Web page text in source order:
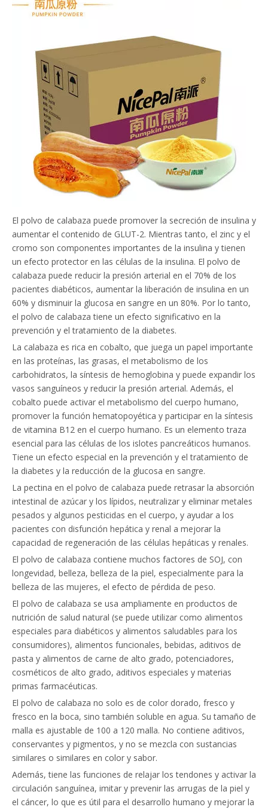
El polvo de calabaza puede promover la secreción de insulina y
aumentar el contenido de GLUT-2. Mientras tanto, el zinc y el
cromo son componentes importantes de la insulina y tienen
un efecto protector en las células de la insulina. El polvo de
calabaza puede reducir la presión arterial en el 70% de los
pacientes diabéticos, aumentar la liberación de insulina en un
60% y disminuir la glucosa en sangre en un 80%. Por lo tanto,
el polvo de calabaza tiene un efecto significativo en la
prevención y el tratamiento de la diabetes.
La calabaza es rica en cobalto, que juega un papel importante
en las proteínas, las grasas, el metabolismo de los
carbohidratos, la síntesis de hemoglobina y puede expandir los
vasos sanguíneos y reducir la presión arterial. Además, el
cobalto puede activar el metabolismo del cuerpo humano,
promover la función hematopoyética y participar en la síntesis
de vitamina B12 en el cuerpo humano. Es un elemento traza
esencial para las células de los islotes pancreáticos humanos.
Tiene un efecto especial en la prevención y el tratamiento de
la diabetes y la reducción de la glucosa en sangre.
La pectina en el polvo de calabaza puede retrasar la absorción
intestinal de azúcar y los lípidos, neutralizar y eliminar metales
pesados y algunos pesticidas en el cuerpo, y ayudar a los
pacientes con disfunción hepática y renal a mejorar la
capacidad de regeneración de las células hepáticas y renales.
El polvo de calabaza contiene muchos factores de SOJ, con
longevidad, belleza, belleza de la piel, especialmente para la
belleza de las mujeres, el efecto de pérdida de peso.
El polvo de calabaza se usa ampliamente en productos de
nutrición de salud natural (se puede utilizar como alimentos
especiales para diabéticos y alimentos saludables para los
consumidores), alimentos funcionales, bebidas, aditivos de
pasta y alimentos de carne de alto grado, potenciadores,
cosméticos de alto grado, aditivos especiales y materias
primas farmacéuticas.
El polvo de calabaza no solo es de color dorado, fresco y
fresco en la boca, sino también soluble en agua. Su tamaño de
malla es ajustable de 100 a 120 malla. No contiene aditivos,
conservantes y pigmentos, y no se mezcla con sustancias
similares o similares en color y sabor.
Además, tiene las funciones de relajar los tendones y activar la
circulación sanguínea, imitar y prevenir las arrugas de la piel y
el cáncer, lo que es útil para el desarrollo humano y mejorar la